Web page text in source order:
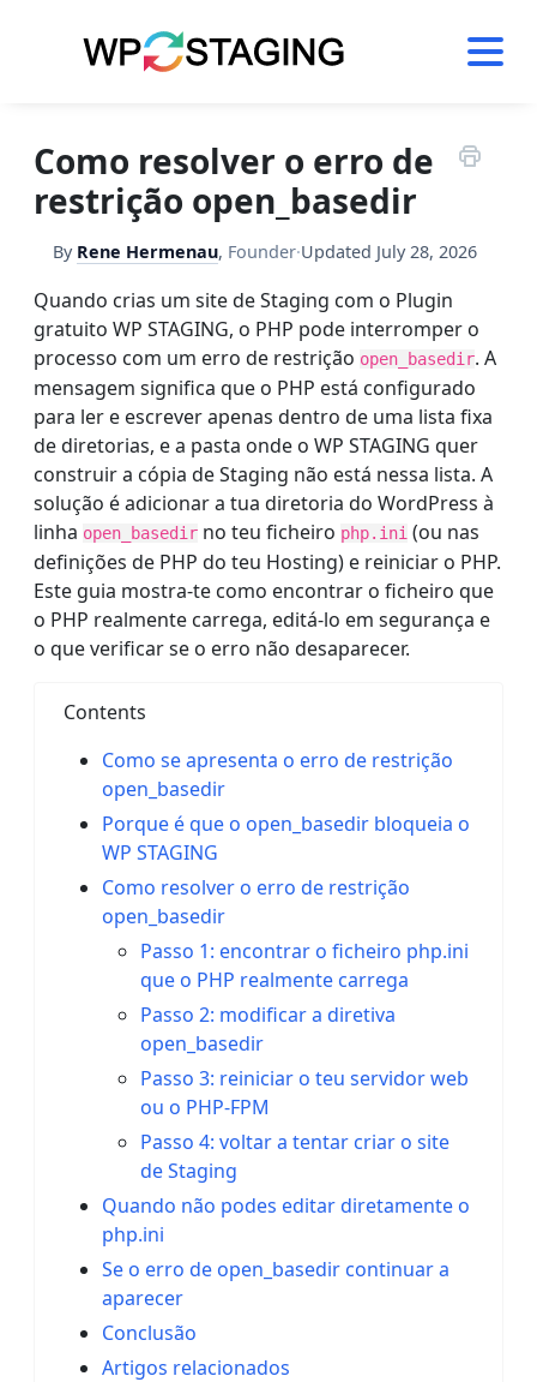
Como resolver o erro de
restrição open_basedir
By Rene Hermenau, Founder·Updated July 28, 2026
Quando crias um site de Staging com o Plugin
gratuito WP STAGING, o PHP pode interromper o
processo com um erro de restrição open_basedir. A
mensagem significa que o PHP está configurado
para ler e escrever apenas dentro de uma lista fixa
de diretorias, e a pasta onde o WP STAGING quer
construir a cópia de Staging não está nessa lista. A
solução é adicionar a tua diretoria do WordPress à
linha open_basedir no teu ficheiro php.ini (ou nas
definições de PHP do teu Hosting) e reiniciar o PHP.
Este guia mostra-te como encontrar o ficheiro que
o PHP realmente carrega, editá-lo em segurança e
o que verificar se o erro não desaparecer.
Contents
Como se apresenta o erro de restrição
open_basedir
Porque é que o open_basedir bloqueia o
WP STAGING
Como resolver o erro de restrição
open_basedir
Passo 1: encontrar o ficheiro php.ini
que o PHP realmente carrega
Passo 2: modificar a diretiva
open_basedir
Passo 3: reiniciar o teu servidor web
ou o PHP-FPM
Passo 4: voltar a tentar criar o site
de Staging
Quando não podes editar diretamente o
php.ini
Se o erro de open_basedir continuar a
aparecer
Conclusão
Artigos relacionados